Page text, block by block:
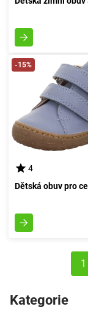
-15%
4
1
Kategorie